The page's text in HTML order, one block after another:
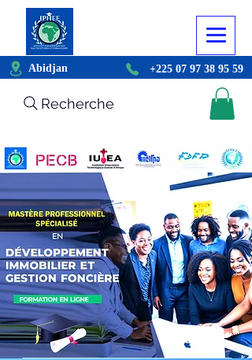
Abidjan +225 07 97 38 95 59
Recherche